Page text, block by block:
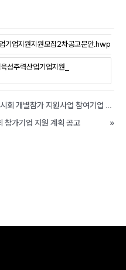
기업지원지원모집2차공고문안.hwp
주력산업기업지원_
[경기] 군포시 2025년 하반기 국내전시회 개별참가 지원사업 참여기업 모집 공고
참가기업 지원 계획 공고
»